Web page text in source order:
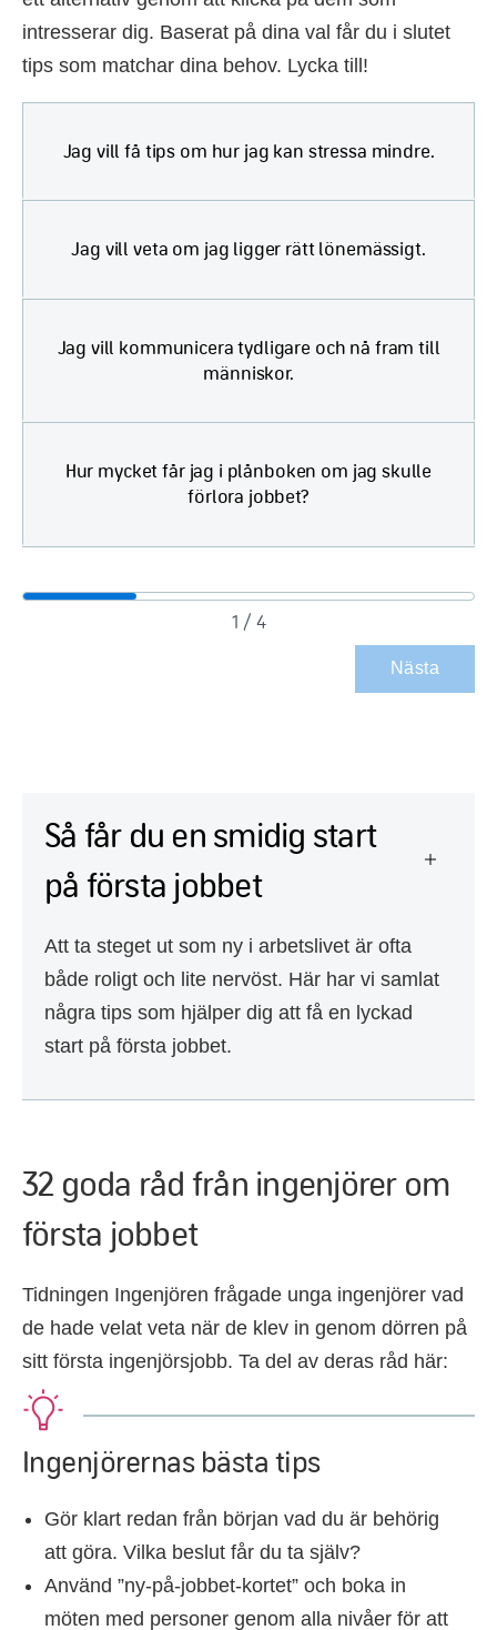
intresserar dig. Baserat på dina val får du i slutet
tips som matchar dina behov. Lycka till!
Jag vill få tips om hur jag kan stressa mindre.
Jag vill veta om jag ligger rätt lönemässigt.
Jag vill kommunicera tydligare och nå fram till
människor.
Hur mycket får jag i plånboken om jag skulle
förlora jobbet?
1 / 4
Nästa
Så får du en smidig start
på första jobbet
Att ta steget ut som ny i arbetslivet är ofta
både roligt och lite nervöst. Här har vi samlat
några tips som hjälper dig att få en lyckad
start på första jobbet.
32 goda råd från ingenjörer om
första jobbet
Tidningen Ingenjören frågade unga ingenjörer vad
de hade velat veta när de klev in genom dörren på
sitt första ingenjörsjobb. Ta del av deras råd här:
Ingenjörernas bästa tips
Gör klart redan från början vad du är behörig
att göra. Vilka beslut får du ta själv?
Använd ”ny-på-jobbet-kortet” och boka in
möten med personer genom alla nivåer för att